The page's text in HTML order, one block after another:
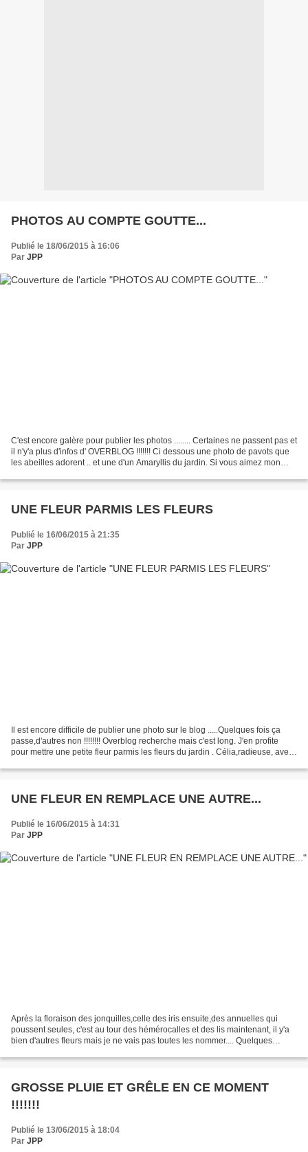
PHOTOS AU COMPTE GOUTTE...
Publié le 18/06/2015 à 16:06
Par JPP
C'est encore galère pour publier les photos ........ Certaines ne passent pas et
il n'y'a plus d'infos d' OVERBLOG !!!!!!! Ci dessous une photo de pavots que
les abeilles adorent .. et une d'un Amaryllis du jardin. Si vous aimez mon
UNE FLEUR PARMIS LES FLEURS
Publié le 16/06/2015 à 21:35
Par JPP
Il est encore difficile de publier une photo sur le blog .....Quelques fois ça
passe,d'autres non !!!!!!!! Overblog recherche mais c'est long. J'en profite
pour mettre une petite fleur parmis les fleurs du jardin . Célia,radieuse, avec
UNE FLEUR EN REMPLACE UNE AUTRE...
Publié le 16/06/2015 à 14:31
Par JPP
Après la floraison des jonquilles,celle des iris ensuite,des annuelles qui
poussent seules, c'est au tour des hémérocalles et des lis maintenant, il y'a
bien d'autres fleurs mais je ne vais pas toutes les nommer.... Quelques
GROSSE PLUIE ET GRÊLE EN CE MOMENT
!!!!!!!
Publié le 13/06/2015 à 18:04
Par JPP